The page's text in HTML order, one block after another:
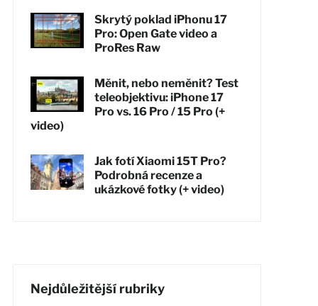
Skrytý poklad iPhonu 17
Pro: Open Gate video a
ProRes Raw
Měnit, nebo neměnit? Test
teleobjektivu: iPhone 17
Pro vs. 16 Pro / 15 Pro (+
video)
Jak fotí Xiaomi 15T Pro?
Podrobná recenze a
ukázkové fotky (+ video)
Nejdůležitější rubriky